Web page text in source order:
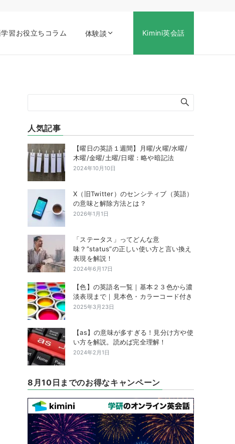
習お役立ちコラム 体験談 Kimini英会話
人気記事
【曜日の英語１週間】月曜/火曜/水曜/
木曜/金曜/土曜/日曜：略や暗記法
2024年10月10日
X（旧Twitter）のセンシティブ（英語）
の意味と解除方法とは？
2026年1月1日
「ステータス」ってどんな意
味？”status”の正しい使い方と言い換え
表現を解説！
2024年6月17日
【色】の英語名一覧｜基本２３色から濃
淡表現まで｜見本色・カラーコード付き
2025年3月23日
【as】の意味が多すぎる！見分け方や使
い方を解説。読めば完全理解！
2024年2月1日
8月10日までのお得なキャンペーン